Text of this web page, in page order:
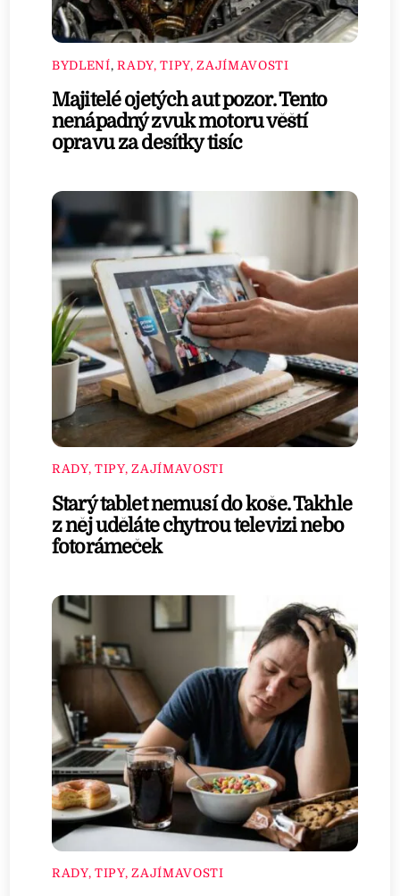
BYDLENÍ,RADY, TIPY, ZAJÍMAVOSTI
Majitelé ojetých aut pozor. Tento
nenápadný zvuk motoru věští
opravu za desítky tisíc
RADY, TIPY, ZAJÍMAVOSTI
Starý tablet nemusí do koše. Takhle
z něj uděláte chytrou televizi nebo
fotorámeček
RADY, TIPY, ZAJÍMAVOSTI